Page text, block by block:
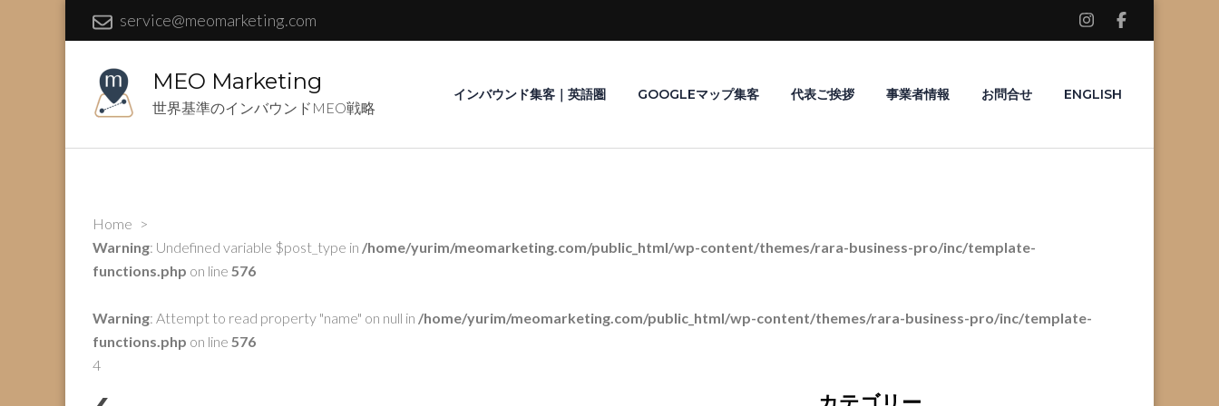
service@meomarketing.com
MEO Marketing
世界基準のインバウンドMEO戦略
インバウンド集客｜英語圏 GOOGLEマップ集客 代表ご挨拶 事業者情報 お問合せ ENGLISH
Home >
Warning: Undefined variable $post_type in /home/yurim/meomarketing.com/public_html/wp-content/themes/rara-business-pro/inc/template-
functions.php on line 576
Warning: Attempt to read property "name" on null in /home/yurim/meomarketing.com/public_html/wp-content/themes/rara-business-pro/inc/template-
functions.php on line 576
4